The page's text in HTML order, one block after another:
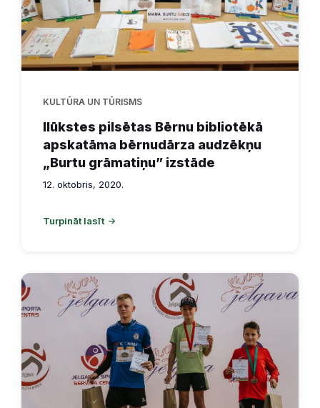
KULTŪRA UN TŪRISMS
Ilūkstes pilsētas Bērnu bibliotēkā
apskatāma bērnudārza audzēkņu
„Burtu grāmatiņu” izstāde
12. oktobris, 2020.
Turpināt lasīt